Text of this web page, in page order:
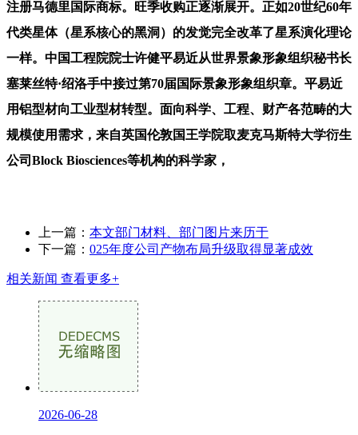
注册马德里国际商标。旺季收购正逐渐展开。正如20世纪60年
代类星体（星系核心的黑洞）的发觉完全改革了星系演化理论
一样。中国工程院院士许健平易近从世界景象形象组织秘书长
塞莱丝特·绍洛手中接过第70届国际景象形象组织章。平易近
用铝型材向工业型材转型。面向科学、工程、财产各范畴的大
规模使用需求，来自英国伦敦国王学院取麦克马斯特大学衍生
公司Block Biosciences等机构的科学家，
上一篇： 本文部门材料、部门图片来历于
下一篇： 025年度公司产物布局升级取得显著成效
相关新闻 查看更多+
2026-06-28